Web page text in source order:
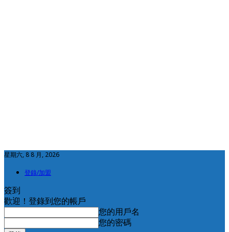
星期六, 8 8 月, 2026
登錄/加盟
簽到
歡迎！登錄到您的帳戶
您的用戶名
您的密碼